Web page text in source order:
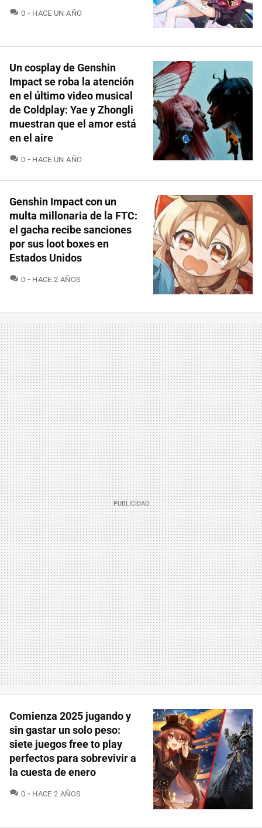
0 COMENTARIOS
HACE UN AÑO
Un cosplay de Genshin
Impact se roba la atención
en el último video musical
de Coldplay: Yae y Zhongli
muestran que el amor está
en el aire
0 COMENTARIOS
HACE UN AÑO
Genshin Impact con un
multa millonaria de la FTC:
el gacha recibe sanciones
por sus loot boxes en
Estados Unidos
0 COMENTARIOS
HACE 2 AÑOS
Comienza 2025 jugando y
sin gastar un solo peso:
siete juegos free to play
perfectos para sobrevivir a
la cuesta de enero
0 COMENTARIOS
HACE 2 AÑOS